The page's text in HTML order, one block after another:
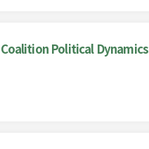
Political Dynamics